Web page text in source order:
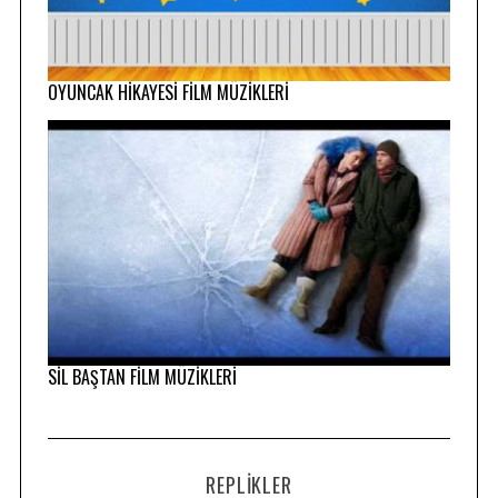
OYUNCAK HİKAYESİ FİLM MÜZİKLERİ
SİL BAŞTAN FİLM MÜZİKLERİ
REPLIKLER
a
c